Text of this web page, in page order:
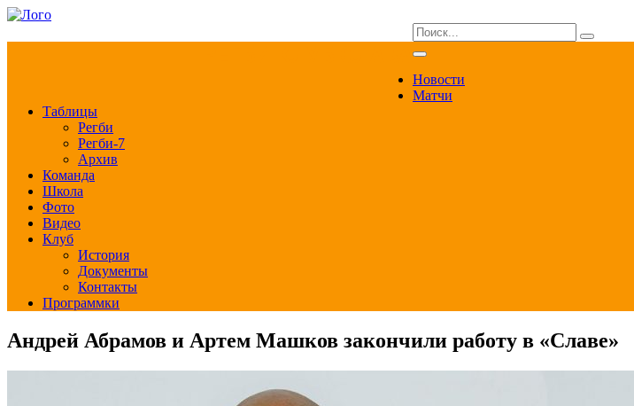
Новости
Матчи
Таблицы
Регби
Регби-7
Архив
Команда
Школа
Фото
Видео
Клуб
История
Документы
Контакты
Программки
Андрей Абрамов и Артем Машков закончили работу в «Славе»